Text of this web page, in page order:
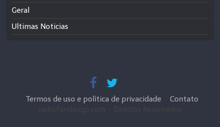
Geral
Ultimas Noticias
Termos de uso e política de privacidade
Contato